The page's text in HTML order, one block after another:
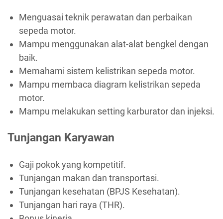
Menguasai teknik perawatan dan perbaikan
sepeda motor.
Mampu menggunakan alat-alat bengkel dengan
baik.
Memahami sistem kelistrikan sepeda motor.
Mampu membaca diagram kelistrikan sepeda
motor.
Mampu melakukan setting karburator dan injeksi.
Tunjangan Karyawan
Gaji pokok yang kompetitif.
Tunjangan makan dan transportasi.
Tunjangan kesehatan (BPJS Kesehatan).
Tunjangan hari raya (THR).